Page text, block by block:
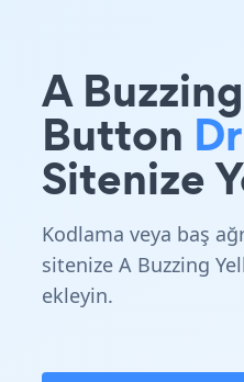
A
Button
Sitenize
Kodlama veya baş
sitenize A Buzzing
ekleyin.